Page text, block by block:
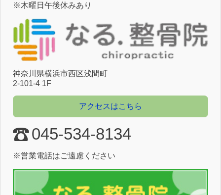
※木曜日午後休みあり
神奈川県横浜市⻄区浅間町
2-101-4 1F
アクセスはこちら
045-534-8134
※営業電話はご遠慮ください